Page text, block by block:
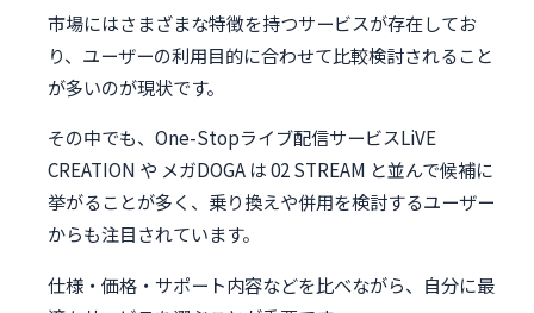
市場にはさまざまな特徴を持つサービスが存在してお
り、ユーザーの利用目的に合わせて比較検討されること
が多いのが現状です。
その中でも、One-Stopライブ配信サービスLiVE
CREATION や メガDOGA は 02 STREAM と並んで候補に
挙がることが多く、乗り換えや併用を検討するユーザー
からも注目されています。
仕様・価格・サポート内容などを比べながら、自分に最